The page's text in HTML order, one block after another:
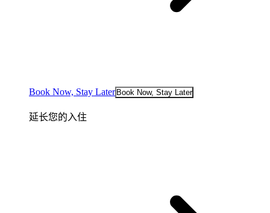
Book Now, Stay Later Book Now, Stay Later
延长您的入住